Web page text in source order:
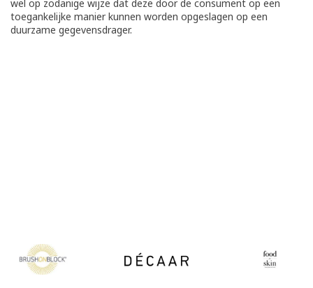
wel op zodanige wijze dat deze door de consument op een
toegankelijke manier kunnen worden opgeslagen op een
duurzame gegevensdrager.